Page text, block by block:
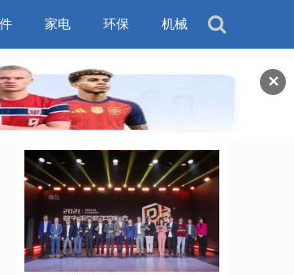
✕
家电 环保 机械